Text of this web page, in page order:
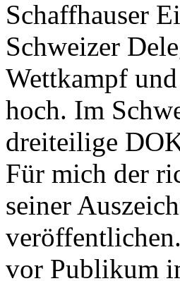
Schaffhauser
Schweizer
Wettkampf
hoch. Im
dreiteilige
Für mich der
seiner
vor Publikum